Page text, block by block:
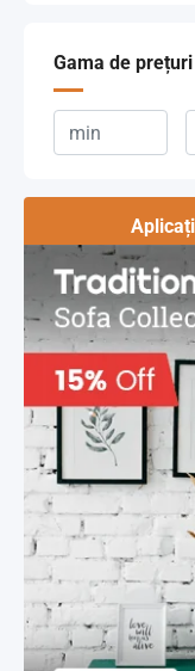
Orange
2 zile în urmă
Municipiul Chișinău
7 vizualizări
1MDL
Gama de prețuri